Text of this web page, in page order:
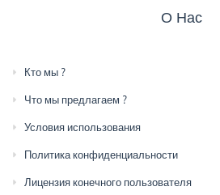
О Нас
Кто мы ?
Что мы предлагаем ?
Условия использования
Политика конфиденциальности
Лицензия конечного пользователя